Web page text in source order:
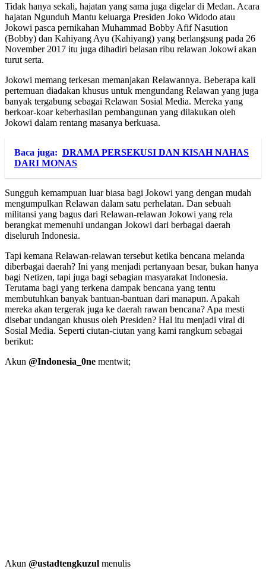
Tidak hanya sekali, hajatan yang sama juga digelar di Medan. Acara
hajatan Ngunduh Mantu keluarga Presiden Joko Widodo atau
Jokowi pasca pernikahan Muhammad Bobby Afif Nasution
(Bobby) dan Kahiyang Ayu (Kahiyang) yang berlangsung pada 26
November 2017 itu juga dihadiri belasan ribu relawan Jokowi akan
turut serta.
Jokowi memang terkesan memanjakan Relawannya. Beberapa kali
pertemuan diadakan khusus untuk mengundang Relawan yang juga
banyak tergabung sebagai Relawan Sosial Media. Mereka yang
berkoar-koar keberhasilan pembangunan yang dilakukan oleh
Jokowi dalam rentang masanya berkuasa.
Baca juga: DRAMA PERSEKUSI DAN KISAH NAHAS
DARI MONAS
Sungguh kemampuan luar biasa bagi Jokowi yang dengan mudah
mengumpulkan Relawan dalam satu perhelatan. Dan sebuah
militansi yang bagus dari Relawan-relawan Jokowi yang rela
berangkat memenuhi undangan Jokowi dari berbagai daerah
diseluruh Indonesia.
Tapi kemana Relawan-relawan tersebut ketika bencana melanda
diberbagai daerah? Ini yang menjadi pertanyaan besar, bukan hanya
bagi Netizen, tapi juga bagi sebagian masyarakat Indonesia.
Terutama bagi yang terkena dampak bencana yang tentu
membutuhkan banyak bantuan-bantuan dari manapun. Apakah
mereka akan tergerak juga ke daerah rawan bencana? Apa mesti
disebar undangan khusus oleh Presiden? Hal itu menjadi viral di
Sosial Media. Seperti ciutan-ciutan yang kami rangkum sebagai
berikut:
Akun @Indonesia_0ne mentwit;
Akun @ustadtengkuzul menulis